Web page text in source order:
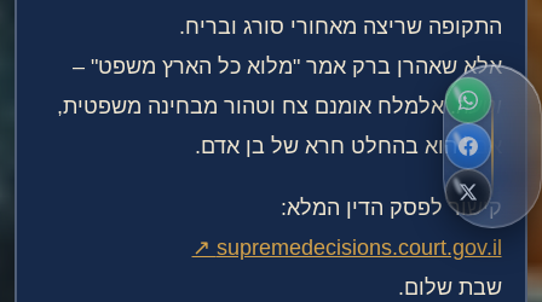
התקופה שריצה מאחורי סורג ובריח.
אלא שאהרן ברק אמר "מלוא כל הארץ משפט" –
וטעה. אלמלח אומנם צח וטהור מבחינה משפטית,
אבל הוא בהחלט חרא של בן אדם.
קישור לפסק הדין המלא:
supremedecisions.court.gov.il ↗
שבת שלום.